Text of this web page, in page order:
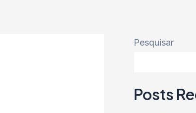
Pesquisar
Posts